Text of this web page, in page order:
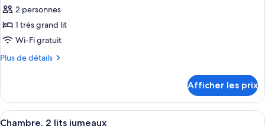
View,
High
Floor)
(Runway
View,
High
Floor)
pour
ce
type
chambre :
très
grand
2 personnes
1 très grand lit
Wi-Fi gratuit
Plus de détails
Plus
Chambre,
très
Afficher les prix
Afficher
Une chambre d’hôtel avec deux lits,
5
Chambre, 2 lits jumeaux